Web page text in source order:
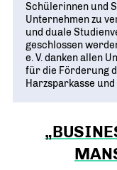
Schülerinnen und
Unternehmen zu
und duale
geschlossen
e. V. danken allen
für die Förderung
Harzsparkasse